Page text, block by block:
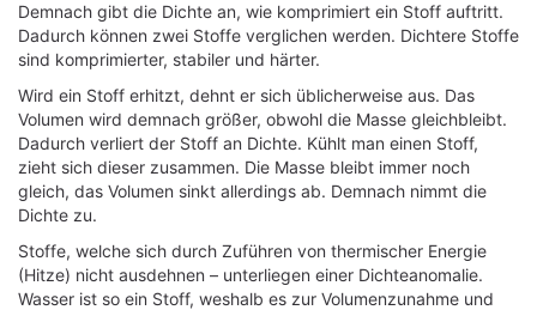
Demnach gibt die Dichte an, wie komprimiert ein Stoff auftritt.
Dadurch können zwei Stoffe verglichen werden. Dichtere Stoffe
sind komprimierter, stabiler und härter.
Wird ein Stoff erhitzt, dehnt er sich üblicherweise aus. Das
Volumen wird demnach größer, obwohl die Masse gleichbleibt.
Dadurch verliert der Stoff an Dichte. Kühlt man einen Stoff,
zieht sich dieser zusammen. Die Masse bleibt immer noch
gleich, das Volumen sinkt allerdings ab. Demnach nimmt die
Dichte zu.
Stoffe, welche sich durch Zuführen von thermischer Energie
(Hitze) nicht ausdehnen – unterliegen einer Dichteanomalie.
Wasser ist so ein Stoff, weshalb es zur Volumenzunahme und